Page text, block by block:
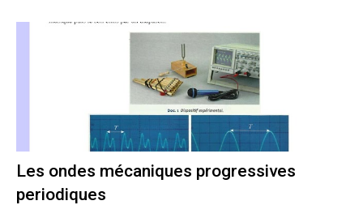
Les ondes mécaniques progressives
periodiques